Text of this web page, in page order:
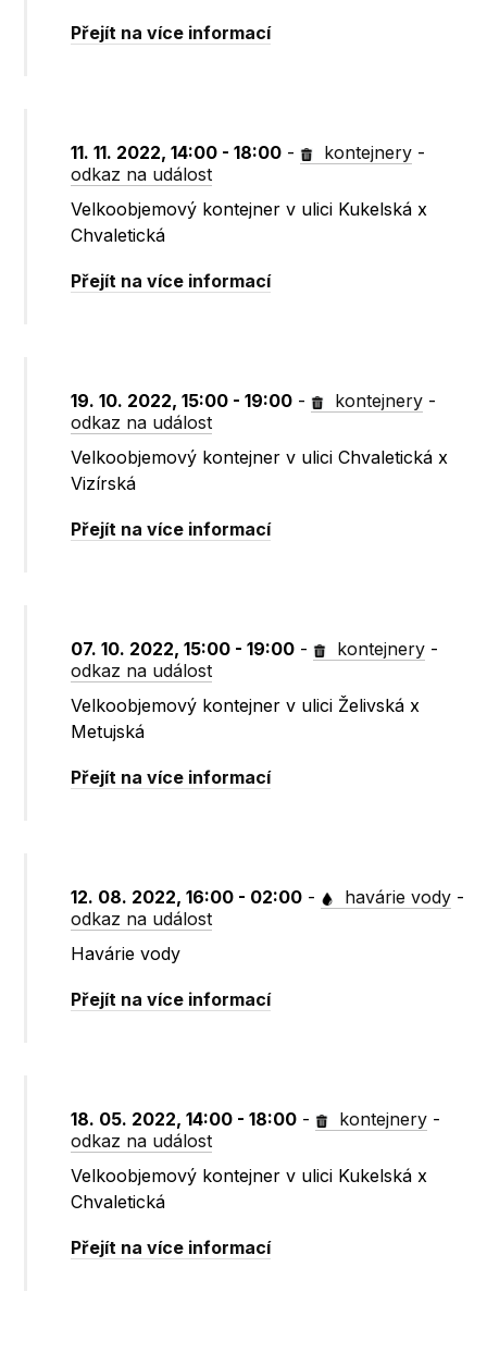
Přejít na více informací
11. 11. 2022, 14:00 - 18:00 - kontejnery -
odkaz na událost
Velkoobjemový kontejner v ulici Kukelská x
Chvaletická
Přejít na více informací
19. 10. 2022, 15:00 - 19:00 - kontejnery -
odkaz na událost
Velkoobjemový kontejner v ulici Chvaletická x
Vizírská
Přejít na více informací
07. 10. 2022, 15:00 - 19:00 - kontejnery -
odkaz na událost
Velkoobjemový kontejner v ulici Želivská x
Metujská
Přejít na více informací
12. 08. 2022, 16:00 - 02:00 - havárie vody -
odkaz na událost
Havárie vody
Přejít na více informací
18. 05. 2022, 14:00 - 18:00 - kontejnery -
odkaz na událost
Velkoobjemový kontejner v ulici Kukelská x
Chvaletická
Přejít na více informací